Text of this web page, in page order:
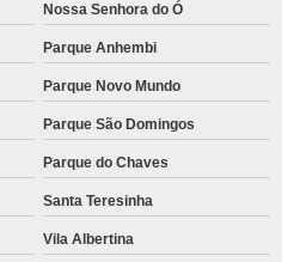
Nossa Senhora do Ó
Parque Anhembi
Parque Novo Mundo
Parque São Domingos
Parque do Chaves
Santa Teresinha
Vila Albertina